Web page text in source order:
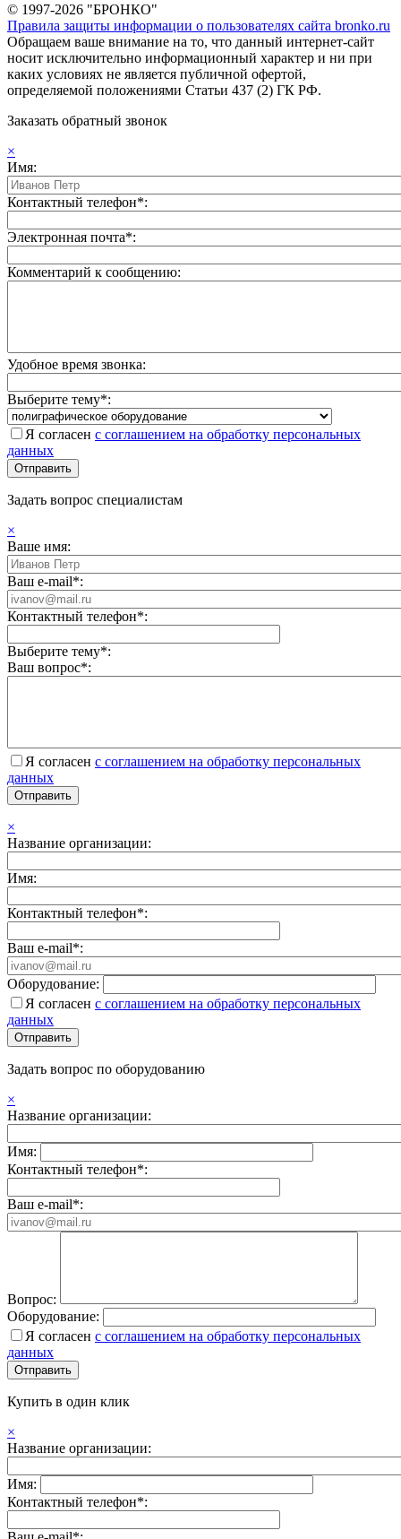
© 1997-2026 "БРОНКО"
Правила защиты информации о пользователях сайта bronko.ru
Обращаем ваше внимание на то, что данный интернет-сайт
носит исключительно информационный характер и ни при
каких условиях не является публичной офертой,
определяемой положениями Статьи 437 (2) ГК РФ.
Заказать обратный звонок
×
Имя:
Контактный телефон*:
Электронная почта*:
Комментарий к сообщению:
Удобное время звонка:
Выберите тему*:
Я согласен с соглашением на обработку персональных
данных
Задать вопрос специалистам
×
Ваше имя:
Ваш e-mail*:
Контактный телефон*:
Выберите тему*:
Ваш вопрос*:
Я согласен с соглашением на обработку персональных
данных
×
Название организации:
Имя:
Контактный телефон*:
Ваш e-mail*:
Оборудование:
Я согласен с соглашением на обработку персональных
данных
Задать вопрос по оборудованию
×
Название организации:
Имя:
Контактный телефон*:
Ваш e-mail*:
Вопрос:
Оборудование:
Я согласен с соглашением на обработку персональных
данных
Купить в один клик
×
Название организации:
Имя:
Контактный телефон*: